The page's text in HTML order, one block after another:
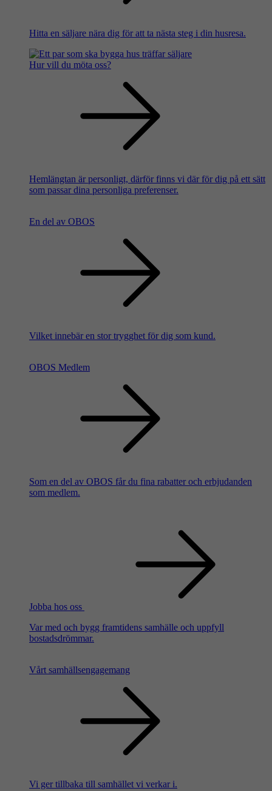
Hitta en säljare nära dig för att ta nästa steg i din husresa.
Hur vill du möta oss?
Hemlängtan är personligt, därför finns vi där för dig på ett sätt
som passar dina personliga preferenser.
En del av OBOS
Vilket innebär en stor trygghet för dig som kund.
OBOS Medlem
Som en del av OBOS får du fina rabatter och erbjudanden
som medlem.
Jobba hos oss
Var med och bygg framtidens samhälle och uppfyll
bostadsdrömmar.
Vårt samhällsengagemang
Vi ger tillbaka till samhället vi verkar i.